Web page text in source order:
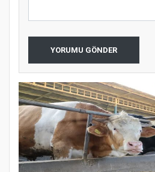
YORUMU GÖNDER